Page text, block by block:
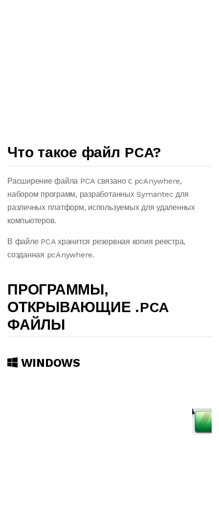
Что такое файл PCA?
Расширение файла PCA связано с pcAnywhere,
набором программ, разработанных Symantec для
различных платформ, используемых для удаленных
компьютеров.
В файле PCA хранится резервная копия реестра,
созданная pcAnywhere.
ПРОГРАММЫ,
ОТКРЫВАЮЩИЕ .PCA
ФАЙЛЫ
WINDOWS